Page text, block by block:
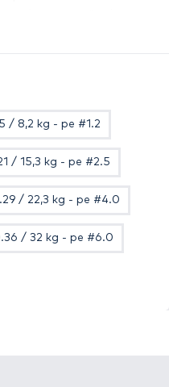
minden
/ 8,2 kg - pe #1.2
/ 15,3 kg - pe #2.5
/ 22,3 kg - pe #4.0
/ 32 kg - pe #6.0